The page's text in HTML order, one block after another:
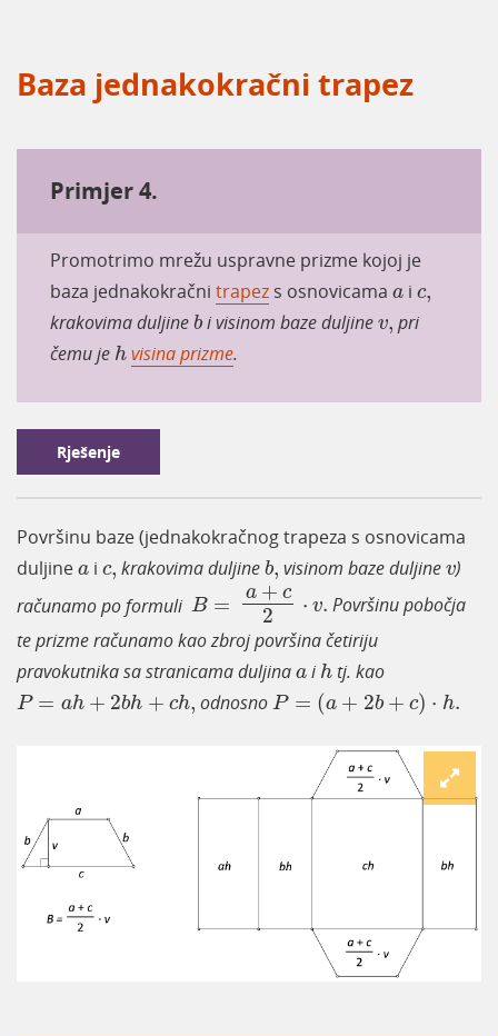
Baza jednakokračni trapez
Primjer 4.
Promotrimo mrežu uspravne prizme kojoj je
baza jednakokračni trapez s osnovicama a
a i c,
c
krakovima duljine b
bi visinom baze duljine v,
v pri
čemu je h
h visina prizme.
Rješenje
Površinu baze (jednakokračnog trapeza s osnovicama
duljine a
a i c,
c krakovima duljine b,
b visinom baze duljine v
v)
računamo po formuli B =
a + c
2 ⋅ v.
B =a+c2 ·v.
Površinu pobočja
te prizme računamo kao zbroj površina četiriju
pravokutnika sa stranicama duljina a
ai h
h tj. kao
P = ah + 2bh + ch,
P=a h+2 b h+ch , odnosnoP = (a + 2b + c) ⋅ h.
P= +2b+ c·h